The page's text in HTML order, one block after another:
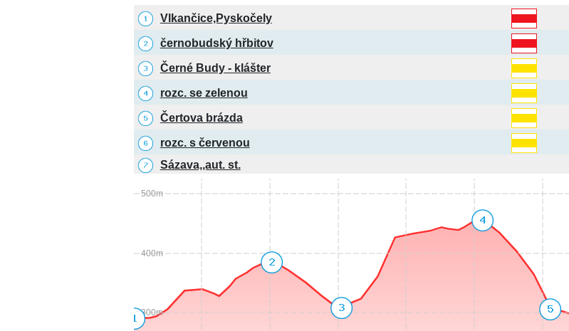
Vlkančice,Pyskočely
černobudský hřbitov
Černé Budy - klášter
rozc. se zelenou
Čertova brázda
rozc. s červenou
Sázava,,aut. st.
300m
400m
500m